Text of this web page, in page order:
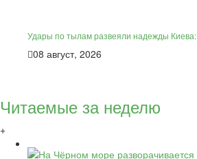
Удары по тылам развеяли надежды Киева:
08 август, 2026
Читаемые за неделю
+